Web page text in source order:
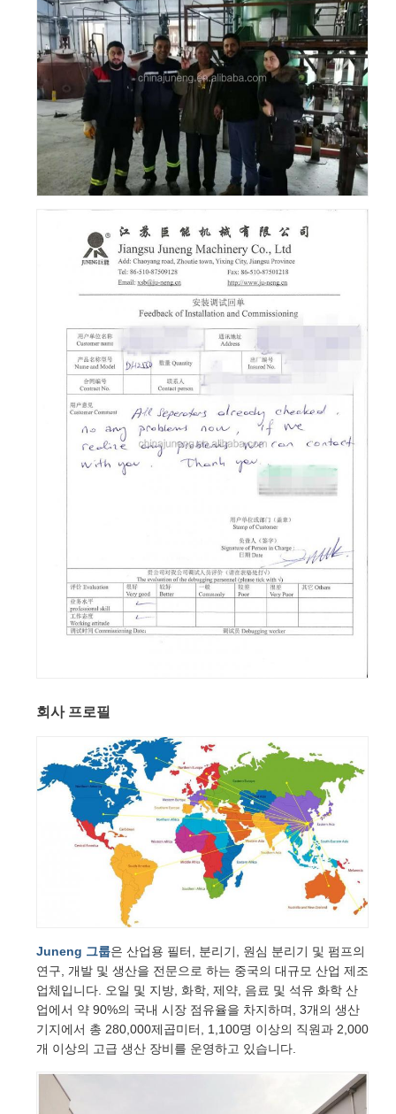
회사 프로필
Juneng 그룹은 산업용 필터, 분리기, 원심 분리기 및 펌프의
연구, 개발 및 생산을 전문으로 하는 중국의 대규모 산업 제조
업체입니다. 오일 및 지방, 화학, 제약, 음료 및 석유 화학 산
업에서 약 90%의 국내 시장 점유율을 차지하며, 3개의 생산
기지에서 총 280,000제곱미터, 1,100명 이상의 직원과 2,000
개 이상의 고급 생산 장비를 운영하고 있습니다.